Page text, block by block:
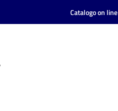
Catalogo on line